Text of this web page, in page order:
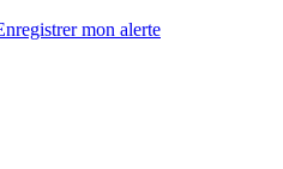
mon alerte